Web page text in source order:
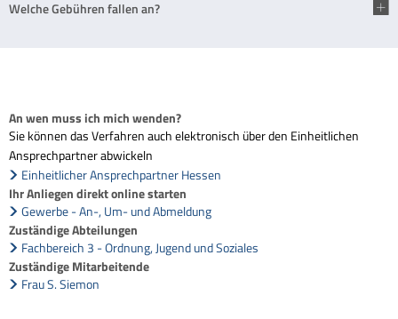
Welche Gebühren fallen an?
Ihr Anliegen direkt online starten
Gewerbe - An-, Um- und Abmeldung
An wen muss ich mich wenden?
Sie können das Verfahren auch elektronisch über den Einheitlichen
Ansprechpartner abwickeln
Einheitlicher Ansprechpartner Hessen
Zuständige Abteilungen
Fachbereich 3 - Ordnung, Jugend und Soziales
Zuständige Mitarbeitende
Frau S. Siemon